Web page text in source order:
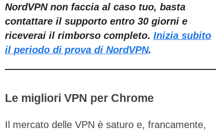
NordVPN non faccia al caso tuo, basta
contattare il supporto entro 30 giorni e
riceverai il rimborso completo. Inizia subito
il periodo di prova di NordVPN.
Le migliori VPN per Chrome
Il mercato delle VPN è saturo e, francamente,